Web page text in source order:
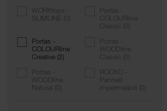
WORKtops -
SLIMLINE (0)
Portas -
COLOURline
Classic (0)
Portas -
COLOURline
Creative (2)
Portas -
WOODline
Classic (0)
Portas -
WOODline
Natural (0)
ROCKO -
Pannelli
impermeabili (0)